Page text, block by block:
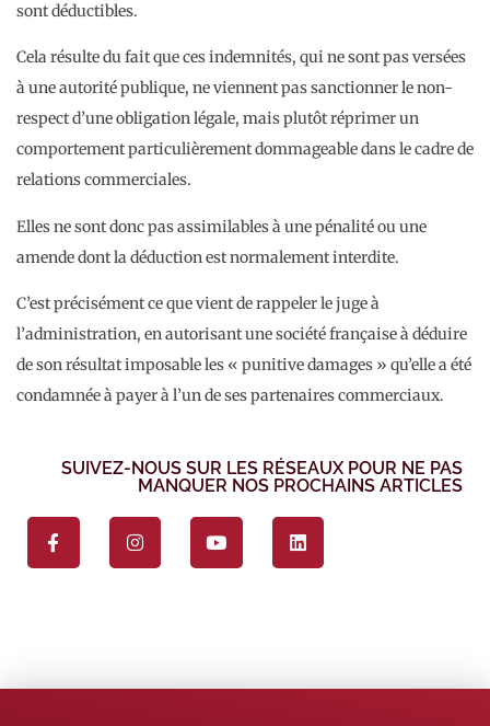
sont déductibles.
Cela résulte du fait que ces indemnités, qui ne sont pas versées
à une autorité publique, ne viennent pas sanctionner le non-
respect d’une obligation légale, mais plutôt réprimer un
comportement particulièrement dommageable dans le cadre de
relations commerciales.
Elles ne sont donc pas assimilables à une pénalité ou une
amende dont la déduction est normalement interdite.
C’est précisément ce que vient de rappeler le juge à
l’administration, en autorisant une société française à déduire
de son résultat imposable les « punitive damages » qu’elle a été
condamnée à payer à l’un de ses partenaires commerciaux.
SUIVEZ-NOUS SUR LES RÉSEAUX POUR NE PAS
MANQUER NOS PROCHAINS ARTICLES